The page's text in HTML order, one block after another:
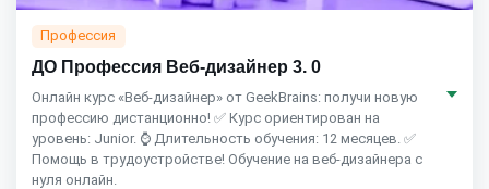
Профессия
ДО Профессия Веб-дизайнер 3. 0
Онлайн курс «Веб-дизайнер» от GeekBrains: получи новую
профессию дистанционно! ✅ Курс ориентирован на
уровень: Junior. ⌚ Длительность обучения: 12 месяцев. ✅
Помощь в трудоустройстве! Обучение на веб-дизайнера с
нуля онлайн.